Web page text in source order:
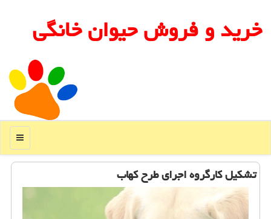
خرید و فروش حیوان خانگی
منو
تشكیل كارگروه اجرای طرح كهاب